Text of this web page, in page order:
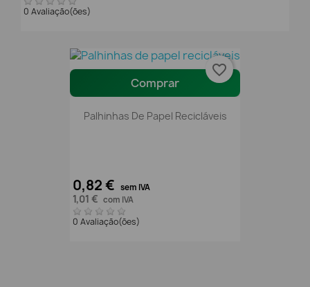
0 Avaliação(ões)
Comprar
Palhinhas De Papel Recicláveis
0,82 € sem IVA
1,01 € com IVA
0 Avaliação(ões)
favorite_border